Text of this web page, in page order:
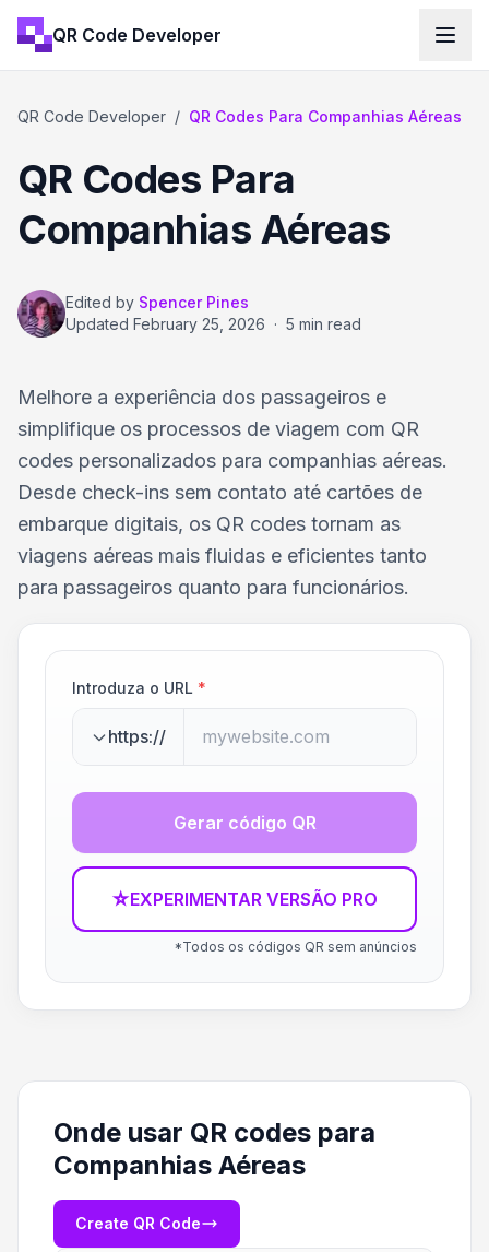
QR Code Developer
QR Code Developer / QR Codes Para Companhias Aéreas
QR Codes Para
Companhias Aéreas
Edited by Spencer Pines
Updated February 25, 2026 · 5 min read
Melhore a experiência dos passageiros e
simplifique os processos de viagem com QR
codes personalizados para companhias aéreas.
Desde check-ins sem contato até cartões de
embarque digitais, os QR codes tornam as
viagens aéreas mais fluidas e eficientes tanto
para passageiros quanto para funcionários.
Introduza o URL *
https://
Gerar código QR
☆EXPERIMENTAR VERSÃO PRO
*Todos os códigos QR sem anúncios
Onde usar QR codes para
Companhias Aéreas
Create QR Code